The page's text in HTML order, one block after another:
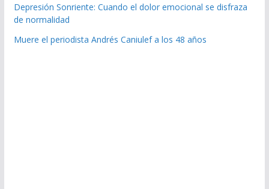
Depresión Sonriente: Cuando el dolor emocional se disfraza
de normalidad
Muere el periodista Andrés Caniulef a los 48 años